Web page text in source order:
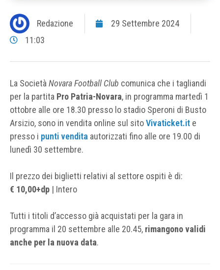
Redazione
29 Settembre 2024
11:03
La Società Novara Football Club comunica che i tagliandi
per la partita Pro Patria-Novara, in programma martedì 1
ottobre alle ore 18.30 presso lo stadio Speroni di Busto
Arsizio, sono in vendita online sul sitoVivaticket.it e
presso i punti vendita autorizzati fino alle ore 19.00 di
lunedì 30 settembre.
Il prezzo dei biglietti relativi al settore ospiti è di:
€ 10,00+dp | Intero
Tutti i titoli d’accesso già acquistati per la gara in
programma il 20 settembre alle 20.45, rimangono validi
anche per la nuova data.